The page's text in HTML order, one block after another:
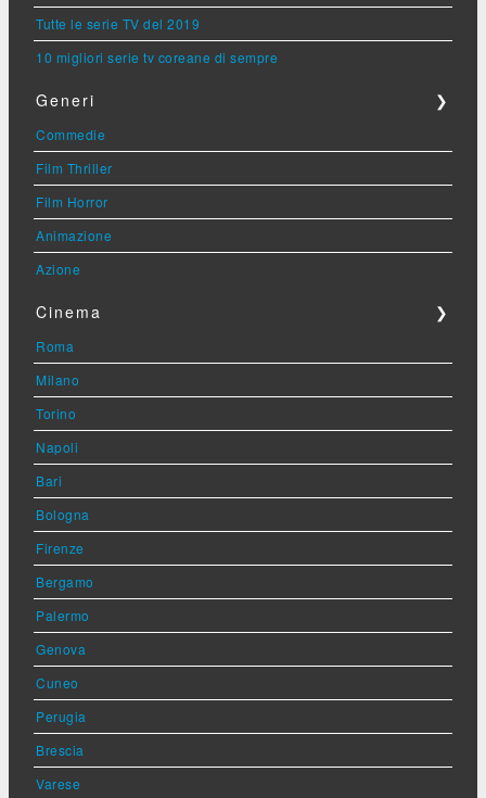
Tutte le serie TV del 2019
10 migliori serie tv coreane di sempre
Generi ❯
Commedie
Film Thriller
Film Horror
Animazione
Azione
Cinema ❯
Roma
Milano
Torino
Napoli
Bari
Bologna
Firenze
Bergamo
Palermo
Genova
Cuneo
Perugia
Brescia
Varese